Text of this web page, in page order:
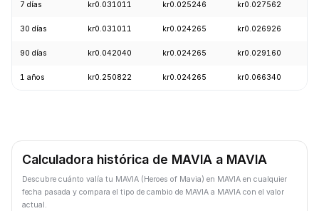
7 días kr0.031011 kr0.025246 kr0.027562
30 días kr0.031011 kr0.024265 kr0.026926
90 días kr0.042040 kr0.024265 kr0.029160
1 años kr0.250822 kr0.024265 kr0.066340
Calculadora histórica de MAVIA a MAVIA
Descubre cuánto valía tu MAVIA (Heroes of Mavia) en MAVIA en cualquier
fecha pasada y compara el tipo de cambio de MAVIA a MAVIA con el valor
actual.